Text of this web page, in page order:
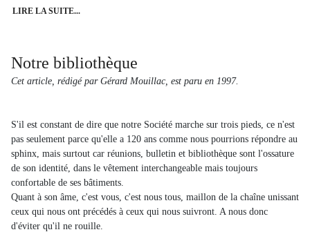
LIRE LA SUITE...
Notre bibliothèque
Cet article, rédigé par Gérard Mouillac, est paru en 1997.
S'il est constant de dire que notre Société marche sur trois pieds, ce n'est
pas seulement parce qu'elle a 120 ans comme nous pourrions répondre au
sphinx, mais surtout car réunions, bulletin et bibliothèque sont l'ossature
de son identité, dans le vêtement interchangeable mais toujours
confortable de ses bâtiments.
Quant à son âme, c'est vous, c'est nous tous, maillon de la chaîne unissant
ceux qui nous ont précédés à ceux qui nous suivront. A nous donc
d'éviter qu'il ne rouille.